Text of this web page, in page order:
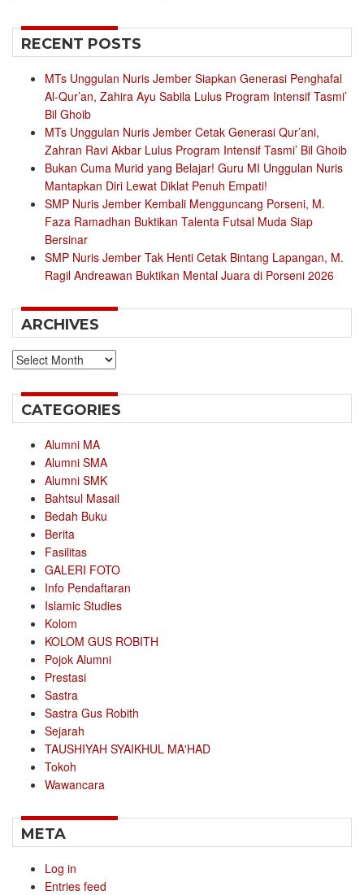
for:
RECENT POSTS
MTs Unggulan Nuris Jember Siapkan Generasi Penghafal
Al-Qur’an, Zahira Ayu Sabila Lulus Program Intensif Tasmi’
Bil Ghoib
MTs Unggulan Nuris Jember Cetak Generasi Qur’ani,
Zahran Ravi Akbar Lulus Program Intensif Tasmi’ Bil Ghoib
Bukan Cuma Murid yang Belajar! Guru MI Unggulan Nuris
Mantapkan Diri Lewat Diklat Penuh Empati!
SMP Nuris Jember Kembali Mengguncang Porseni, M.
Faza Ramadhan Buktikan Talenta Futsal Muda Siap
Bersinar
SMP Nuris Jember Tak Henti Cetak Bintang Lapangan, M.
Ragil Andreawan Buktikan Mental Juara di Porseni 2026
ARCHIVES
Archives
CATEGORIES
Alumni MA
Alumni SMA
Alumni SMK
Bahtsul Masail
Bedah Buku
Berita
Fasilitas
GALERI FOTO
Info Pendaftaran
Islamic Studies
Kolom
KOLOM GUS ROBITH
Pojok Alumni
Prestasi
Sastra
Sastra Gus Robith
Sejarah
TAUSHIYAH SYAIKHUL MA'HAD
Tokoh
Wawancara
META
Log in
Entries feed